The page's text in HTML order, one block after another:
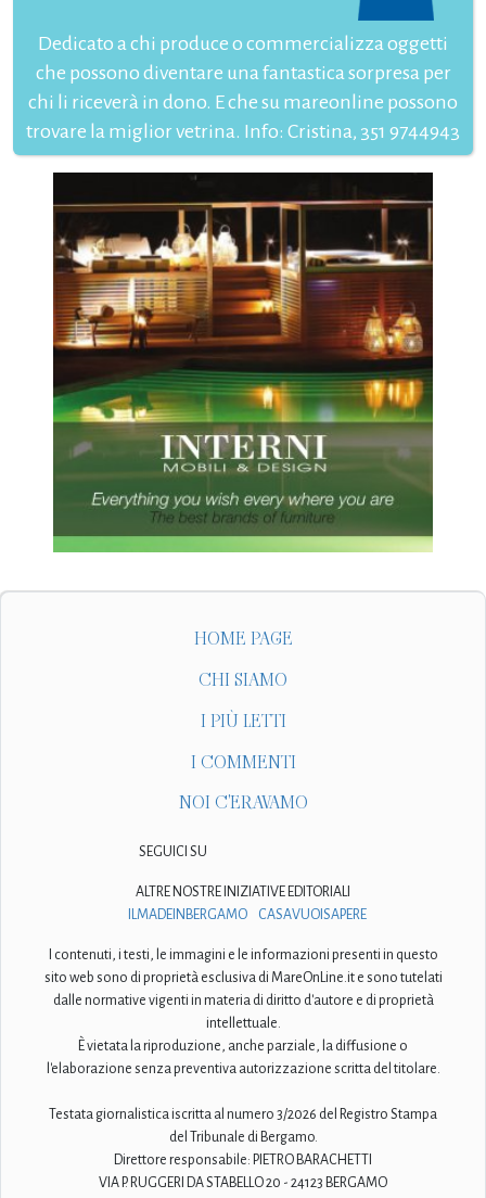
Dedicato a chi produce o commercializza oggetti
che possono diventare una fantastica sorpresa per
chi li riceverà in dono. E che su mareonline possono
trovare la miglior vetrina. Info: Cristina, 351 9744943
HOME PAGE
CHI SIAMO
I PIÙ LETTI
I COMMENTI
NOI C'ERAVAMO
SEGUICI SU
ALTRE NOSTRE INIZIATIVE EDITORIALI
ILMADEINBERGAMO
CASAVUOISAPERE
I contenuti, i testi, le immagini e le informazioni presenti in questo
sito web sono di proprietà esclusiva di MareOnLine.it e sono tutelati
dalle normative vigenti in materia di diritto d'autore e di proprietà
intellettuale.
È vietata la riproduzione, anche parziale, la diffusione o
l'elaborazione senza preventiva autorizzazione scritta del titolare.
Testata giornalistica iscritta al numero 3/2026 del Registro Stampa
del Tribunale di Bergamo.
Direttore responsabile: PIETRO BARACHETTI
VIA P. RUGGERI DA STABELLO 20 - 24123 BERGAMO